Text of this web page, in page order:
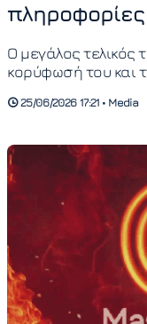
πληροφορίες
Ο μεγάλος τελικός
κορύφωσή του και
25/06/2026 17:21 • Media